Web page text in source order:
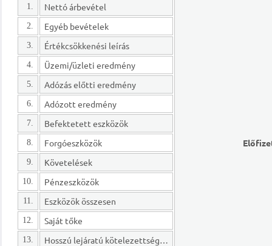
1. Nettó árbevétel
2. Egyéb bevételek
3. Értékcsökkenési leírás
4. Üzemi/üzleti eredmény
5. Adózás előtti eredmény
6. Adózott eredmény
7. Befektetett eszközök
8. Forgóeszközök
9. Követelések
10. Pénzeszközök
11. Eszközök összesen
12. Saját tőke
13. Hosszú lejáratú kötelezettségek